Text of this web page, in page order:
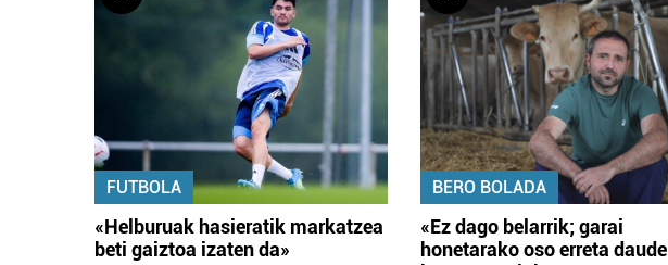
FUTBOLA
«Helburuak hasieratik markatzea
beti gaiztoa izaten da»
BERO BOLADA
«Ez dago belarrik; garai
honetarako oso erreta daude